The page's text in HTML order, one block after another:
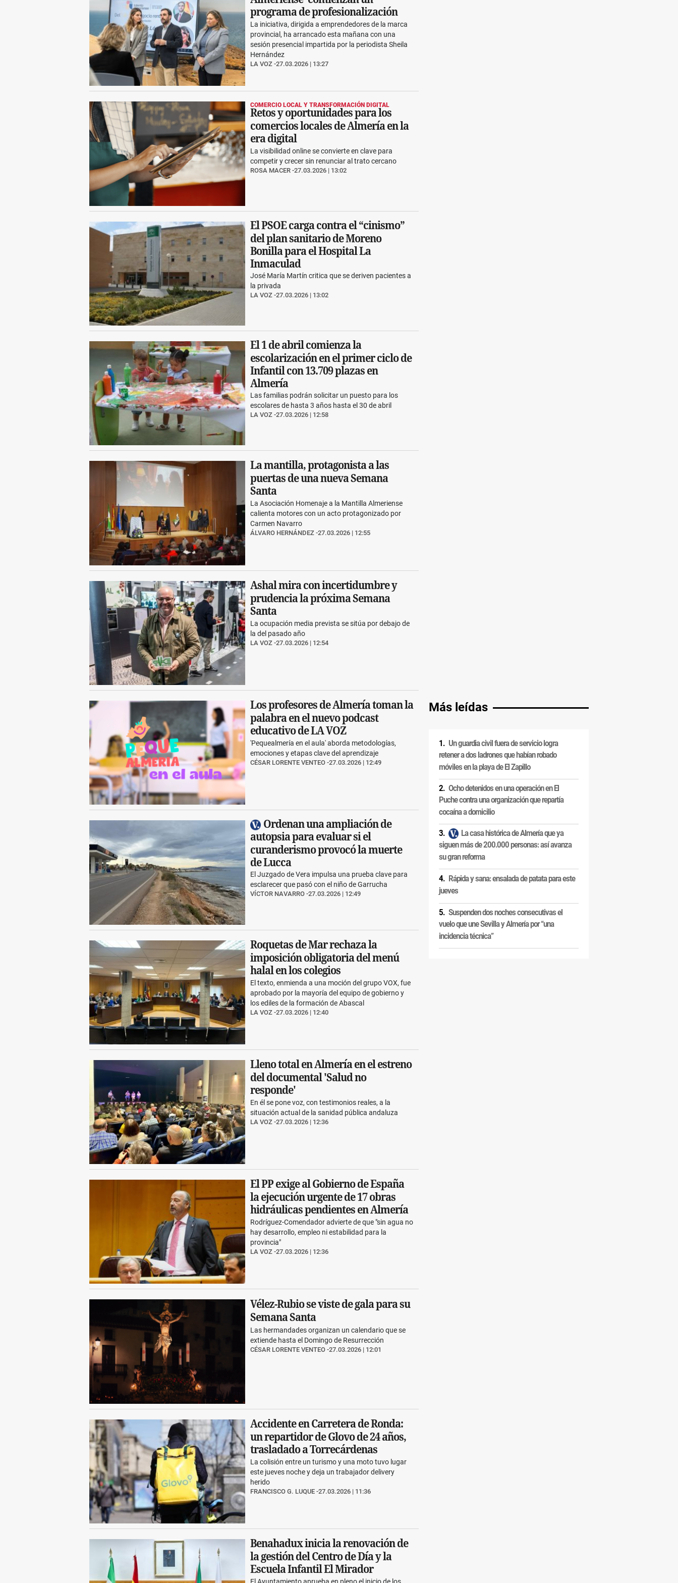
programa de profesionalización
LA VOZ 27.03.2026 | 13:27
La iniciativa, dirigida a emprendedores de la marca
provincial, ha arrancado esta mañana con una
sesión presencial impartida por la periodista Sheila
Hernández
COMERCIO LOCAL Y TRANSFORMACIÓN DIGITAL
Retos y oportunidades para los
comercios locales de Almería en la
era digital
ROSA MACER 27.03.2026 | 13:02
La visibilidad online se convierte en clave para
competir y crecer sin renunciar al trato cercano
El PSOE carga contra el “cinismo”
del plan sanitario de Moreno
Bonilla para el Hospital La
Inmaculad
LA VOZ 27.03.2026 | 13:02
José María Martín critica que se deriven pacientes a
la privada
El 1 de abril comienza la
escolarización en el primer ciclo de
Infantil con 13.709 plazas en
Almería
LA VOZ 27.03.2026 | 12:58
Las familias podrán solicitar un puesto para los
escolares de hasta 3 años hasta el 30 de abril
La mantilla, protagonista a las
puertas de una nueva Semana
Santa
ÁLVARO HERNÁNDEZ 27.03.2026 | 12:55
La Asociación Homenaje a la Mantilla Almeriense
calienta motores con un acto protagonizado por
Carmen Navarro
Ashal mira con incertidumbre y
prudencia la próxima Semana
Santa
LA VOZ 27.03.2026 | 12:54
La ocupación media prevista se sitúa por debajo de
la del pasado año
Los profesores de Almería toman la
palabra en el nuevo podcast
educativo de LA VOZ
CÉSAR LORENTE VENTEO 27.03.2026 | 12:49
'Pequealmería en el aula' aborda metodologías,
emociones y etapas clave del aprendizaje
Ordenan una ampliación de
autopsia para evaluar si el
curanderismo provocó la muerte
de Lucca
VÍCTOR NAVARRO 27.03.2026 | 12:49
El Juzgado de Vera impulsa una prueba clave para
esclarecer que pasó con el niño de Garrucha
Roquetas de Mar rechaza la
imposición obligatoria del menú
halal en los colegios
LA VOZ 27.03.2026 | 12:40
El texto, enmienda a una moción del grupo VOX, fue
aprobado por la mayoría del equipo de gobierno y
los ediles de la formación de Abascal
Lleno total en Almería en el estreno
del documental 'Salud no
responde'
LA VOZ 27.03.2026 | 12:36
En él se pone voz, con testimonios reales, a la
situación actual de la sanidad pública andaluza
El PP exige al Gobierno de España
la ejecución urgente de 17 obras
hidráulicas pendientes en Almería
LA VOZ 27.03.2026 | 12:36
Rodríguez-Comendador advierte de que "sin agua no
hay desarrollo, empleo ni estabilidad para la
provincia"
Vélez-Rubio se viste de gala para su
Semana Santa
CÉSAR LORENTE VENTEO 27.03.2026 | 12:01
Las hermandades organizan un calendario que se
extiende hasta el Domingo de Resurrección
Accidente en Carretera de Ronda:
un repartidor de Glovo de 24 años,
trasladado a Torrecárdenas
FRANCISCO G. LUQUE 27.03.2026 | 11:36
La colisión entre un turismo y una moto tuvo lugar
este jueves noche y deja un trabajador delivery
herido
Benahadux inicia la renovación de
la gestión del Centro de Día y la
Escuela Infantil El Mirador
Más leídas
Un guardia civil fuera de servicio logra
retener a dos ladrones que habían robado
móviles en la playa de El Zapillo
Ocho detenidos en una operación en El
Puche contra una organización que repartía
cocaína a domicilio
La casa histórica de Almería que ya
siguen más de 200.000 personas: así avanza
su gran reforma
Rápida y sana: ensalada de patata para este
jueves
Suspenden dos noches consecutivas el
vuelo que une Sevilla y Almería por “una
incidencia técnica”